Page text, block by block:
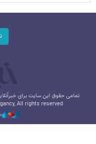
تمامی حقوق این سایت برای
All rights reserved